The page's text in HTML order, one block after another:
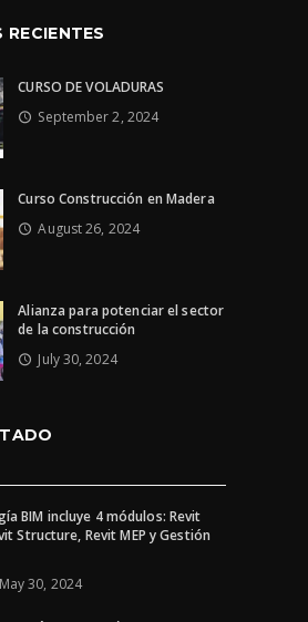
RECIENTES
CURSO DE VOLADURAS
September 2, 2024
Curso Construcción en Madera
August 26, 2024
Alianza para potenciar el sector
de la construcción
July 30, 2024
BIM incluye 4 módulos: Revit
Structure, Revit MEP y Gestión
May 30, 2024